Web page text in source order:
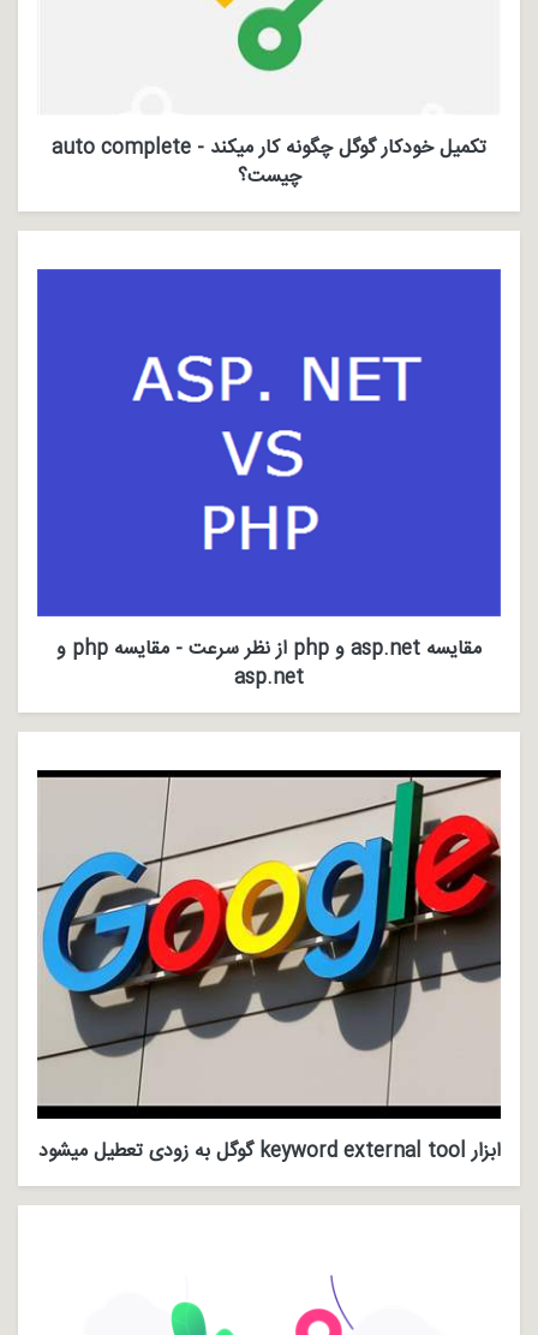
تکمیل خودکار گوگل چگونه کار میکند - auto complete
چیست؟
مقایسه asp.net و php از نظر سرعت - مقایسه php و
asp.net
ابزار keyword external tool گوگل به زودی تعطیل میشود